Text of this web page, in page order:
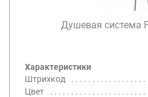
Душевая система
Характеристики
Штрихкод
Цвет